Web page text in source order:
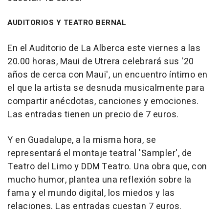
AUDITORIOS Y TEATRO BERNAL
En el Auditorio de La Alberca este viernes a las
20.00 horas, Maui de Utrera celebrará sus '20
años de cerca con Maui', un encuentro íntimo en
el que la artista se desnuda musicalmente para
compartir anécdotas, canciones y emociones.
Las entradas tienen un precio de 7 euros.
Y en Guadalupe, a la misma hora, se
representará el montaje teatral 'Sampler', de
Teatro del Limo y DDM Teatro. Una obra que, con
mucho humor, plantea una reflexión sobre la
fama y el mundo digital, los miedos y las
relaciones. Las entradas cuestan 7 euros.